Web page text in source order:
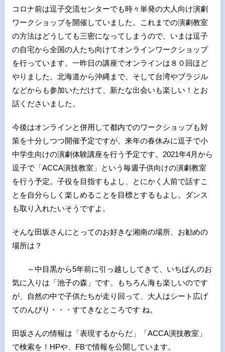
コロナ前は逗子交流センターでも時々単発の大人向け演劇
ワークショップを開催していました。これまでの演劇教室
の方法はどうしても三密になってしまうので、いまは逗子
の自宅から全国の人たち向けてオンラインワークショップ
を行っています。一昨日の講座でオンラインは８０回ほど
やりました。北海道から沖縄まで、そして台湾やブラジル
などからも参加いただけて、新たな出会いも楽しい！とお
話くださいました。
今後はオンラインと併用して都内でのワークショップも対
策を十分しつつ開催予定ですが、来年の春休みに逗子で小
中学生向けの演劇体験講座を行う予定です。2021年4月から
逗子で「ACCA演技教室」という毎週子供向けの演劇教室
を行う予定。子役を目指すもよし、とにかく人前で話すこ
とを自分らしく楽しめることを目標とするもよし。ダンス
も取り入れたいそうですよ。
そんな田坂さんにとってのお好きな湘南の場所、お勧めの
場所は？
～中目黒から5年前に引っ越ししてきて、いちばんのお
気に入りは「池子の森」です。もちろん海も楽しいのです
が、自然の中で子供たちが走り回って、大人はシート広げ
てのんびり・・・すてきなところです ね。
田坂さんの情報は「表現するからだ」「ACCA演技教室」
で検索を！HPや、FBで情報を公開しています。